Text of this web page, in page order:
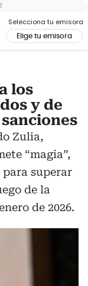
Selecciona tu emisora
Elige tu emisora
los
y de
Zulia,
“magia”,
superar
de la
de 2026.